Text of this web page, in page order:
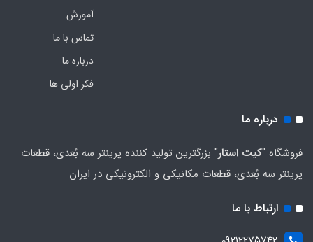
آموزش
تماس با ما
درباره ما
فکر اولی ها
درباره ما
فروشگاه "کیت استار" بزرگترین تولید کننده پرینتر سه بُعدی، قطعات
پرینتر سه بُعدی، قطعات مکانیکی و الکترونیکی در ایران
ارتباط با ما